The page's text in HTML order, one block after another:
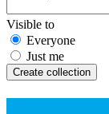
Visible to
Everyone
Just me
Create collection